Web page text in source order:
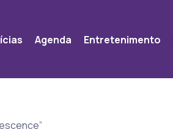
Agenda Entretenimento